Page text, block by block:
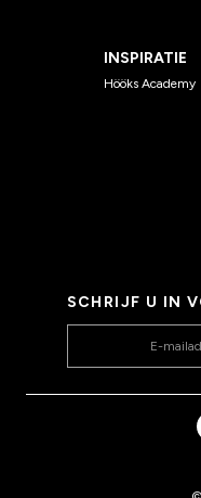
INSPIRATIE
Hööks Academy
SCHRIJF U IN